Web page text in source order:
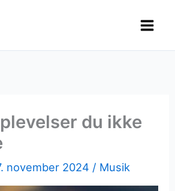
du ikke
november 2024 / Musik